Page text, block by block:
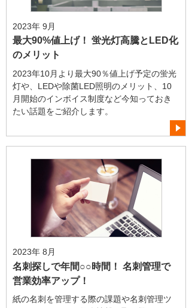
2023年 9月
最大90%値上げ！ 蛍光灯高騰とLED化
のメリット
2023年10月より最大90％値上げ予定の蛍光
灯や、LEDや除菌LED照明のメリット、10
月開始のインボイス制度など今知っておき
たい話題をご紹介します。
2023年 8月
名刺探しで年間○○時間！ 名刺管理で
営業効率アップ！
紙の名刺を管理する際の課題や名刺管理ツ